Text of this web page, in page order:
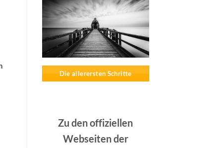
Die allerersten Schritte
Zu den offiziellen
Webseiten der